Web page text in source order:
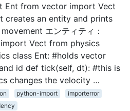
Ent from vector import Vect
creates an entity and prints
エンティティ：
Vect from physics
class Ent: #holds vector
id def tick(self, dt): #this is
changes the velocity …
python-import
importerror